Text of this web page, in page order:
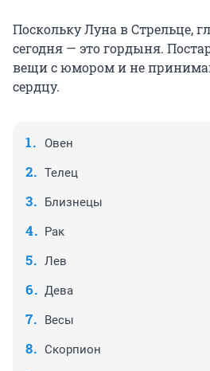
Поскольку Луна в Стрельце,
сегодня — это гордыня.
вещи с юмором и не
сердцу.
Овен
Телец
Близнецы
Рак
Лев
Дева
Весы
Скорпион